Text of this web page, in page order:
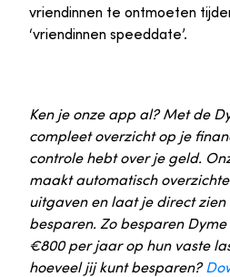
vriendinnen te ontmoeten
‘vriendinnen speeddate’.
Ken je onze app al? Met de
compleet overzicht op je
controle hebt over je geld.
maakt automatisch
uitgaven en laat je direct zien
besparen. Zo besparen
€800 per jaar op hun vaste
hoeveel jij kunt besparen?